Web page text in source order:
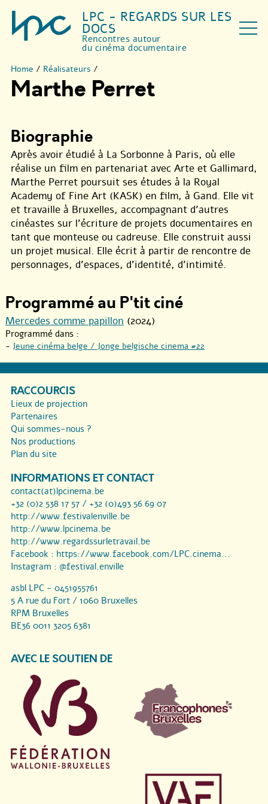
LPC - REGARDS SUR LES
DOCS
Rencontres autour
du cinéma documentaire
Home / Réalisateurs /
Marthe Perret
Biographie
Après avoir étudié à La Sorbonne à Paris, où elle
réalise un film en partenariat avec Arte et Gallimard,
Marthe Perret poursuit ses études à la Royal
Academy of Fine Art (KASK) en film, à Gand. Elle vit
et travaille à Bruxelles, accompagnant d’autres
cinéastes sur l’écriture de projets documentaires en
tant que monteuse ou cadreuse. Elle construit aussi
un projet musical. Elle écrit à partir de rencontre de
personnages, d’espaces, d’identité, d’intimité.
Programmé au P'tit ciné
Mercedes comme papillon (2024)
Programmé dans :
- Jeune cinéma belge / Jonge belgische cinema #22
RACCOURCIS
Lieux de projection
Partenaires
Qui sommes-nous ?
Nos productions
Plan du site
INFORMATIONS ET CONTACT
contact(at)lpcinema.be
+32 (0)2 538 17 57 / +32 (0)493 56 69 07
http://www.festivalenville.be
http://www.lpcinema.be
http://www.regardssurletravail.be
Facebook : https://www.facebook.com/LPC.cinema...
Instagram : @festival.enville
asbl LPC - 0451955761
5 A rue du Fort / 1060 Bruxelles
RPM Bruxelles
BE36 0011 3205 6381
AVEC LE SOUTIEN DE